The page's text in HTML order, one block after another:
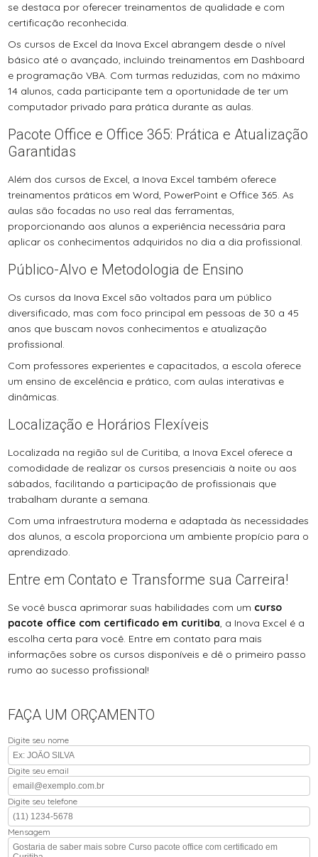
se destaca por oferecer treinamentos de qualidade e com
certificação reconhecida.
Os cursos de Excel da Inova Excel abrangem desde o nível
básico até o avançado, incluindo treinamentos em Dashboard
e programação VBA. Com turmas reduzidas, com no máximo
14 alunos, cada participante tem a oportunidade de ter um
computador privado para prática durante as aulas.
Pacote Office e Office 365: Prática e Atualização
Garantidas
Além dos cursos de Excel, a Inova Excel também oferece
treinamentos práticos em Word, PowerPoint e Office 365. As
aulas são focadas no uso real das ferramentas,
proporcionando aos alunos a experiência necessária para
aplicar os conhecimentos adquiridos no dia a dia profissional.
Público-Alvo e Metodologia de Ensino
Os cursos da Inova Excel são voltados para um público
diversificado, mas com foco principal em pessoas de 30 a 45
anos que buscam novos conhecimentos e atualização
profissional.
Com professores experientes e capacitados, a escola oferece
um ensino de excelência e prático, com aulas interativas e
dinâmicas.
Localização e Horários Flexíveis
Localizada na região sul de Curitiba, a Inova Excel oferece a
comodidade de realizar os cursos presenciais à noite ou aos
sábados, facilitando a participação de profissionais que
trabalham durante a semana.
Com uma infraestrutura moderna e adaptada às necessidades
dos alunos, a escola proporciona um ambiente propício para o
aprendizado.
Entre em Contato e Transforme sua Carreira!
Se você busca aprimorar suas habilidades com um curso
pacote office com certificado em curitiba, a Inova Excel é a
escolha certa para você. Entre em contato para mais
informações sobre os cursos disponíveis e dê o primeiro passo
rumo ao sucesso profissional!
FAÇA UM ORÇAMENTO
Digite seu nome
Digite seu email
Digite seu telefone
Mensagem